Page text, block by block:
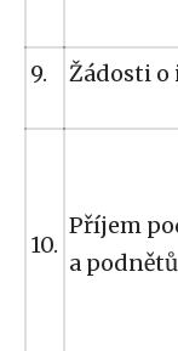
9. Žádosti o
10.
Příjem
a podnětů